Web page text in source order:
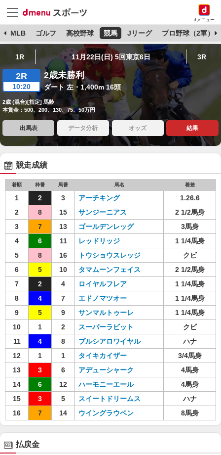
dメニュー
MLB ゴルフ 高校野球 競馬 Jリーグ プロ野球（2軍）
1R 11月22日(日) 5回東京6日 3R
2R
10:20
2歳未勝利
ダート 左・1,400m 16頭
2歳 (混合)[指定] 馬齢
本賞金：500、200、130、75、50万円
出馬表 データ分析 オッズ 結果
競走成績
着順 枠番 馬番 馬名 着差
1 2 3 アーチキング
1.26.6
2
8 15 サンジーニアス
2 1/2馬身
3
7 13 ゴールデンレッグ
3馬身
4
6 11 レッドリッジ
1 1/4馬身
5
8 16 トウショウスレッジ
クビ
6
5 10 タマムーンフェイス
2 1/2馬身
7
2 4 ロイヤルフレア
1 1/4馬身
8
4 7 エドノマツオー
1 1/4馬身
9
5 9 サンマルトゥーレ
1 1/4馬身
10
1 2 スーパーラビット
クビ
11
4 8 プルシアロワイヤル
ハナ
12
1 1 タイキカイザー
3/4馬身
13
3 6 アデューシャーク
4馬身
14
6 12 ハーモニーエール
4馬身
15
3 5 スイートドリームス
ハナ
16
7 14 ウイングラウベン 8馬身
払戻金